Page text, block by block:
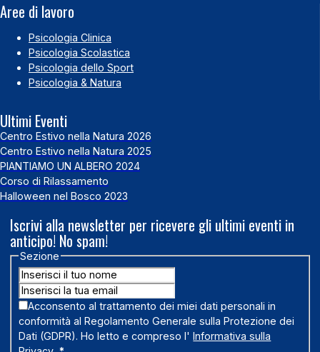
Aree di lavoro
Psicologia Clinica
Psicologia Scolastica
Psicologia dello Sport
Psicologia & Natura
Ultimi Eventi
Centro Estivo nella Natura 2026
Centro Estivo nella Natura 2025
PIANTIAMO UN ALBERO 2024
Corso di Rilassamento
Halloween nel Bosco 2023
Iscrivi alla newsletter per ricevere gli ultimi eventi in
anticipo! No spam!
Sezione
Acconsento al trattamento dei miei dati personali in
conformità al Regolamento Generale sulla Protezione dei
Dati (GDPR). Ho letto e compreso l'Informativa sulla